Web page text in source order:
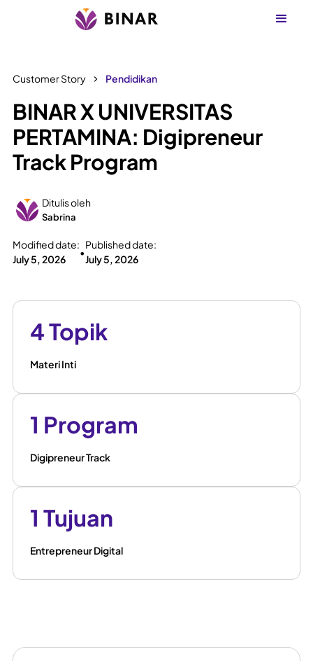
Customer Story Pendidikan
BINAR X UNIVERSITAS
PERTAMINA: Digipreneur
Track Program
Ditulis oleh
Sabrina
Modified date:
July 5, 2026
•
Published date:
July 5, 2026
4 Topik
Materi Inti
1 Program
Digipreneur Track
1 Tujuan
Entrepreneur Digital